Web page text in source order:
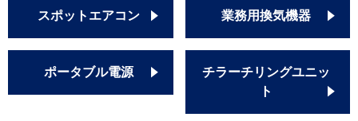
スポットエアコン 業務用換気機器
ポータブル電源
チラーチリングユニッ
ト